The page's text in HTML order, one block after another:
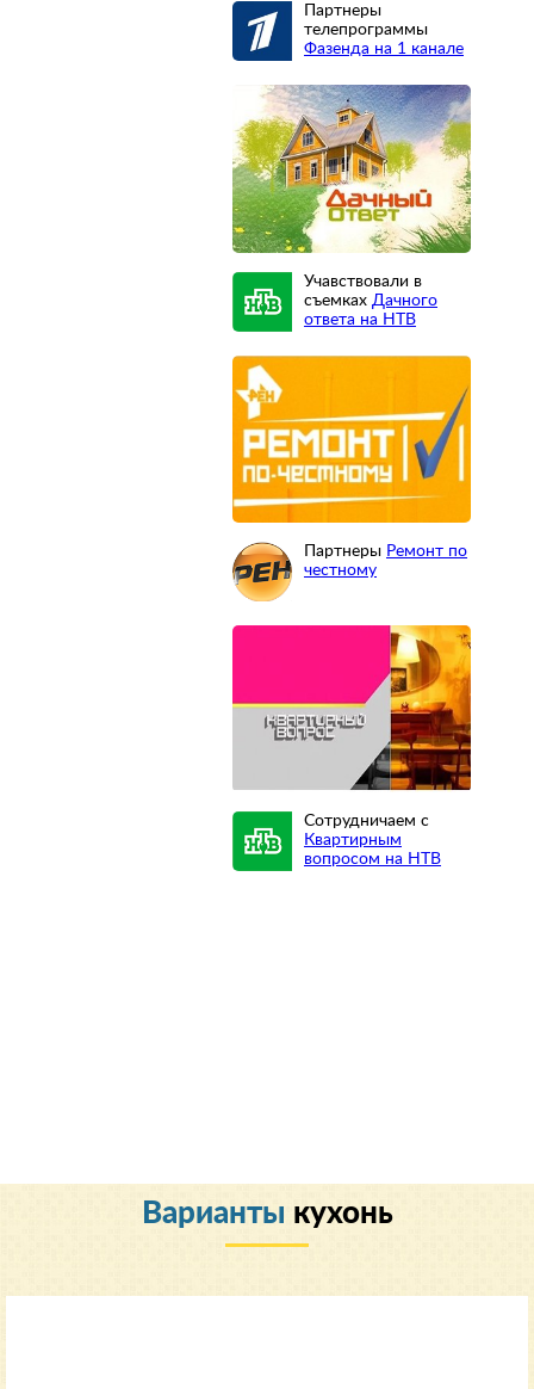
Партнеры
телепрограммы
Фазенда на 1 канале
Учавствовали в
съемках Дачного
ответа на НТВ
Партнеры Ремонт по
честному
Сотрудничаем с
Квартирным
вопросом на НТВ
Варианты кухонь